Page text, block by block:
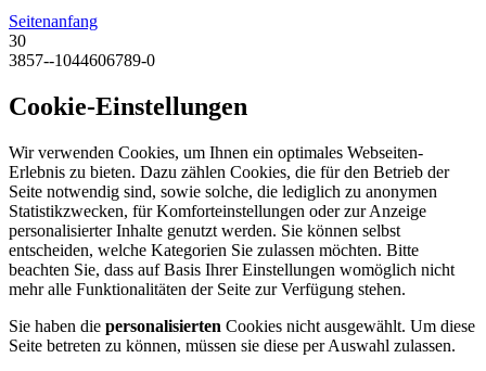
Seitenanfang
30
3857--1044606789-0
Cookie-Einstellungen
Wir verwenden Cookies, um Ihnen ein optimales Webseiten-
Erlebnis zu bieten. Dazu zählen Cookies, die für den Betrieb der
Seite notwendig sind, sowie solche, die lediglich zu anonymen
Statistikzwecken, für Komforteinstellungen oder zur Anzeige
personalisierter Inhalte genutzt werden. Sie können selbst
entscheiden, welche Kategorien Sie zulassen möchten. Bitte
beachten Sie, dass auf Basis Ihrer Einstellungen womöglich nicht
mehr alle Funktionalitäten der Seite zur Verfügung stehen.
Sie haben die personalisierten Cookies nicht ausgewählt. Um diese
Seite betreten zu können, müssen sie diese per Auswahl zulassen.